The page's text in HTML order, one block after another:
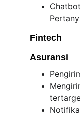
Fintech
Asuransi